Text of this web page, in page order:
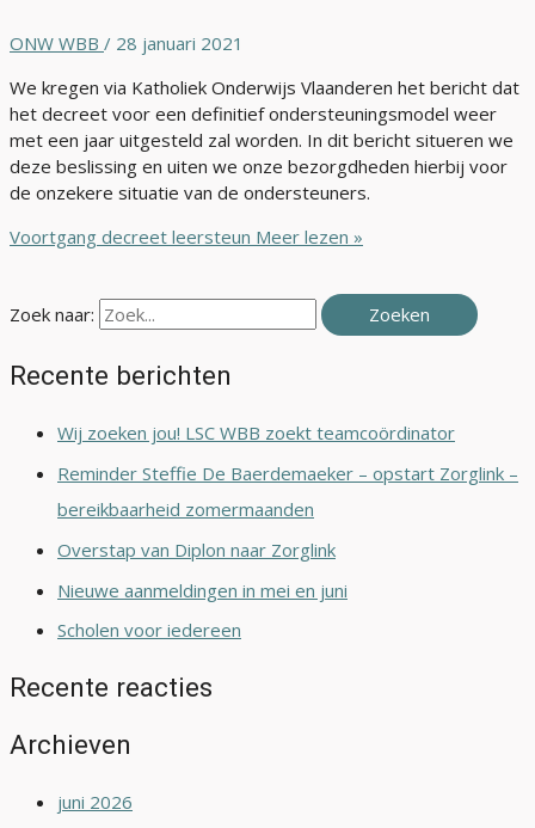
ONW WBB / 28 januari 2021
We kregen via Katholiek Onderwijs Vlaanderen het bericht dat
het decreet voor een definitief ondersteuningsmodel weer
met een jaar uitgesteld zal worden. In dit bericht situeren we
deze beslissing en uiten we onze bezorgdheden hierbij voor
de onzekere situatie van de ondersteuners.
Voortgang decreet leersteun Meer lezen »
Zoek naar:
Recente berichten
Wij zoeken jou! LSC WBB zoekt teamcoördinator
Reminder Steffie De Baerdemaeker – opstart Zorglink –
bereikbaarheid zomermaanden
Overstap van Diplon naar Zorglink
Nieuwe aanmeldingen in mei en juni
Scholen voor iedereen
Recente reacties
Archieven
juni 2026